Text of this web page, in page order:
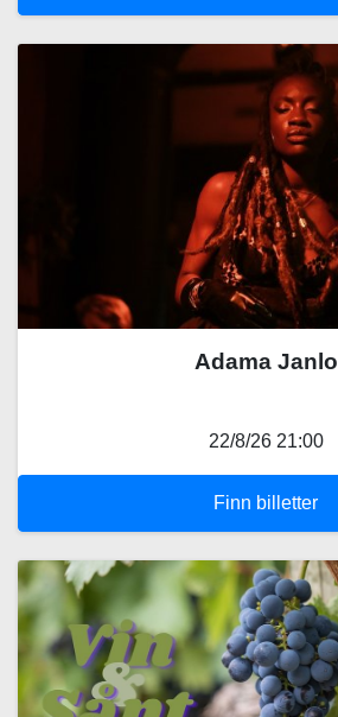
Adama Janlo
22/8/26 21:00
Finn billetter